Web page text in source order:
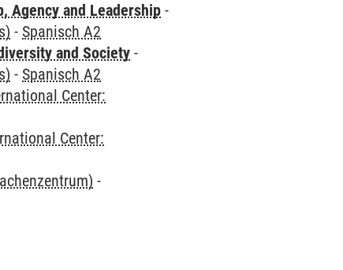
Agency and Leadership -
- Spanisch A2
and Society -
- Spanisch A2
Center:
Center:
-